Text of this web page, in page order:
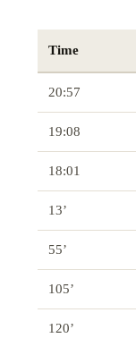
Time
20:57
19:08
18:01
13’
55’
105’
120’